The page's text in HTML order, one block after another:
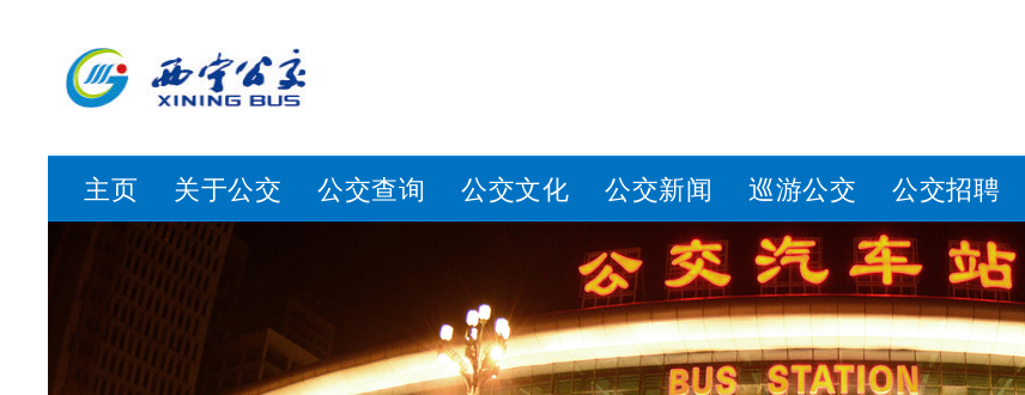
主页 关于公交 公交查询 公交文化 公交新闻 巡游公交 公交招聘